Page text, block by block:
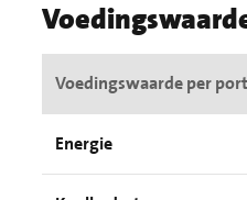
Voedingswaarde per
Energie